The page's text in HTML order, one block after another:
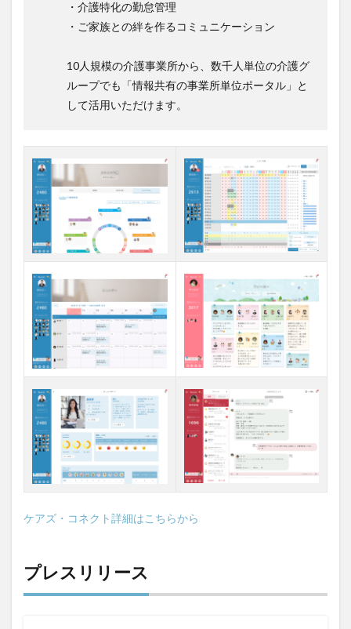
・介護特化の勤怠管理
・ご家族との絆を作るコミュニケーション
10人規模の介護事業所から、数千人単位の介護グ
ループでも「情報共有の事業所単位ポータル」と
して活用いただけます。
ケアズ・コネクト詳細はこちらから
プレスリリース